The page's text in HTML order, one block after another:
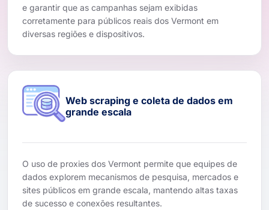
e garantir que as campanhas sejam exibidas
corretamente para públicos reais dos Vermont em
diversas regiões e dispositivos.
Web scraping e coleta de dados em
grande escala
O uso de proxies dos Vermont permite que equipes de
dados explorem mecanismos de pesquisa, mercados e
sites públicos em grande escala, mantendo altas taxas
de sucesso e conexões resultantes.